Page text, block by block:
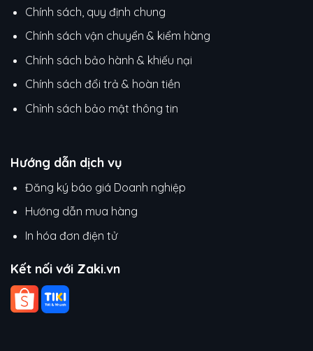
Chính sách, quy định chung
Chính sách vận chuyển & kiểm hàng
Chính sách bảo hành & khiếu nại
Chính sách đổi trả & hoàn tiền
Chỉnh sách bảo mật thông tin
Hướng dẫn dịch vụ
Đăng ký báo giá Doanh nghiệp
Hướng dẫn mua hàng
In hóa đơn điện tử
Kết nối với Zaki.vn